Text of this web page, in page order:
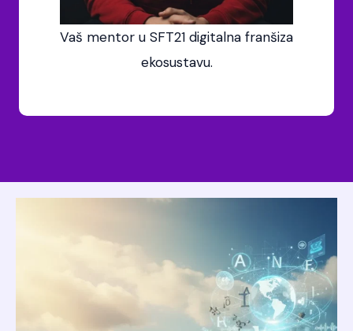
Vaš mentor u SFT21 digitalna franšiza
ekosustavu.